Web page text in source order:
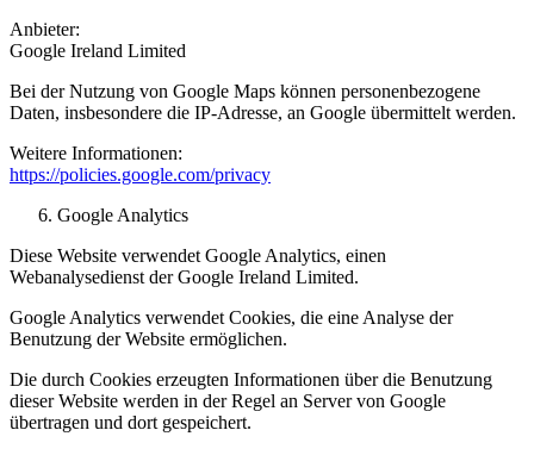
Anbieter:
Google Ireland Limited
Bei der Nutzung von Google Maps können personenbezogene
Daten, insbesondere die IP-Adresse, an Google übermittelt werden.
Weitere Informationen:
https://policies.google.com/privacy
Google Analytics
Diese Website verwendet Google Analytics, einen
Webanalysedienst der Google Ireland Limited.
Google Analytics verwendet Cookies, die eine Analyse der
Benutzung der Website ermöglichen.
Die durch Cookies erzeugten Informationen über die Benutzung
dieser Website werden in der Regel an Server von Google
übertragen und dort gespeichert.